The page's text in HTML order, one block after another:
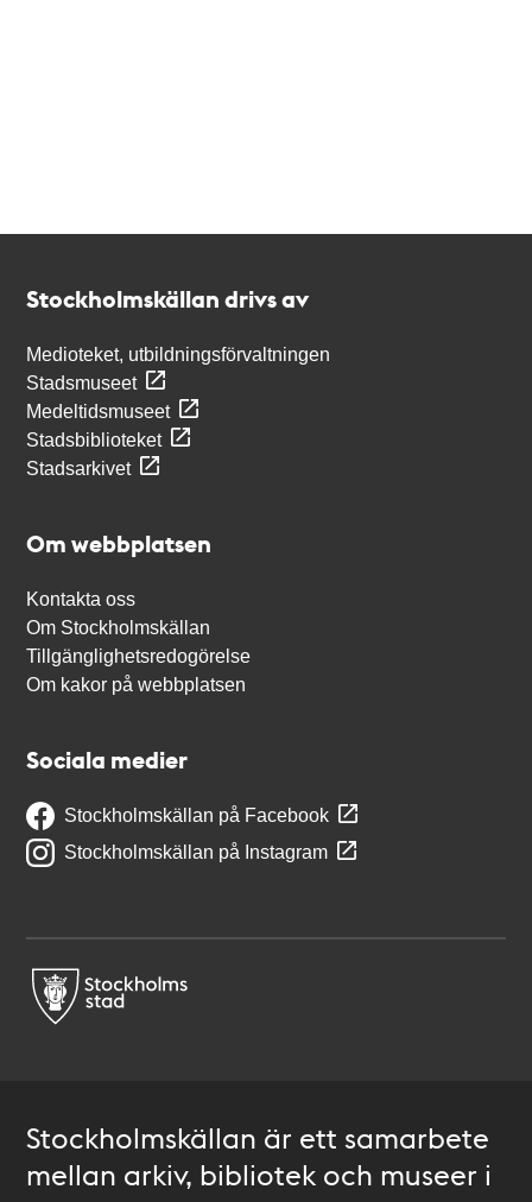
Stockholmskällan drivs av
Medioteket, utbildningsförvaltningen
Stadsmuseet
Medeltidsmuseet
Stadsbiblioteket
Stadsarkivet
Om webbplatsen
Kontakta oss
Om Stockholmskällan
Tillgänglighetsredogörelse
Om kakor på webbplatsen
Sociala medier
Stockholmskällan på Facebook
Stockholmskällan på Instagram
Stockholmskällan är ett samarbete
mellan arkiv, bibliotek och museer i